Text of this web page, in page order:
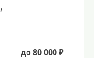
до 80 000 ₽